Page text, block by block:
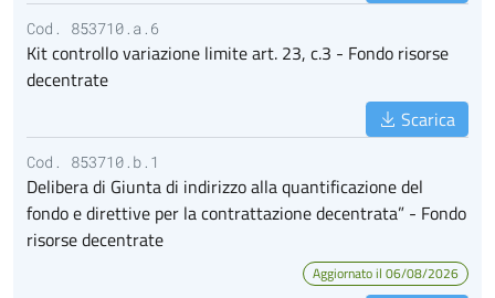
Cod. 853710.a.6
Kit controllo variazione limite art. 23, c.3 - Fondo risorse
decentrate
Scarica
Cod. 853710.b.1
Delibera di Giunta di indirizzo alla quantificazione del
fondo e direttive per la contrattazione decentrata” - Fondo
risorse decentrate
Aggiornato il 06/08/2026